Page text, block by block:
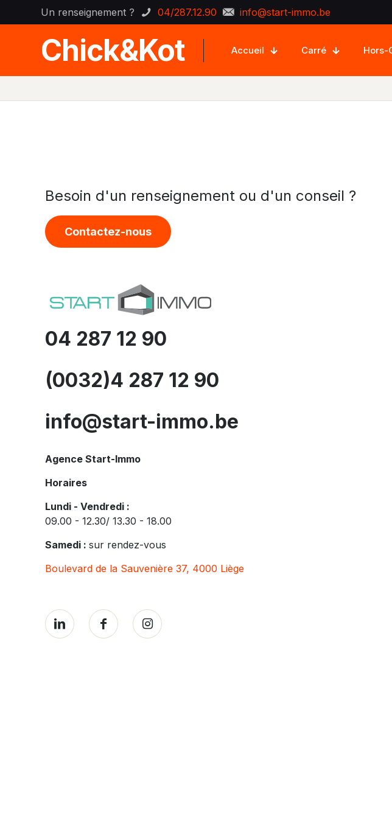
Un renseignement ? 04/287.12.90 info@start-immo.be
Chick&Kot Accueil Carré Hors-
Besoin d'un renseignement ou d'un conseil ?
Contactez-nous
04 287 12 90
(0032)4 287 12 90
info@start-immo.be
Agence Start-Immo
Horaires
Lundi - Vendredi :
09.00 - 12.30/ 13.30 - 18.00
Samedi : sur rendez-vous
Boulevard de la Sauvenière 37, 4000 Liège